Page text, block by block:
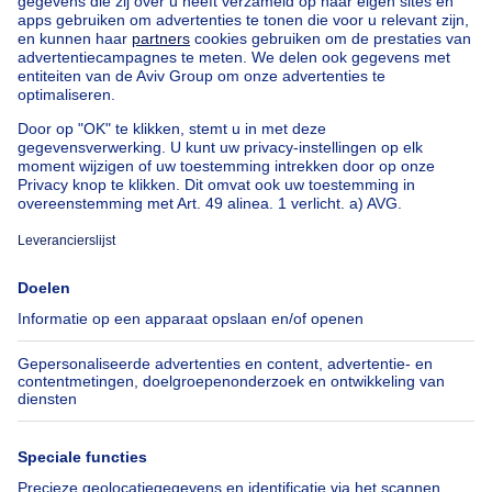
Landhuis te koop
Gebouw gemengd gebruik te koop
Andere panden te koop
Manoir te koop
Huis te koop goedkoop in Brussel
Onze huizen buiten BelgiëHuis te koop Frankrijk
Huis te koop Spanje
Huis te koop Luxemburg
Huis te koop Nederland
Over
Immoweb
Pers
Jobs
Axel Springer Group
SeLoger.com
Immowelt.de
Tools
Belfius
Verzekeringen
Verhuis checklist
Hulp Volg ons